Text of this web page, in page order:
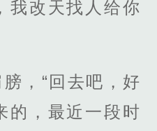
我改天找人给你
，“回去吧，好
的，最近一段时